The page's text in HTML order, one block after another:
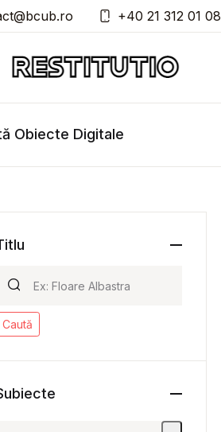
+40 21 312 01 08
Obiecte Digitale
Caută